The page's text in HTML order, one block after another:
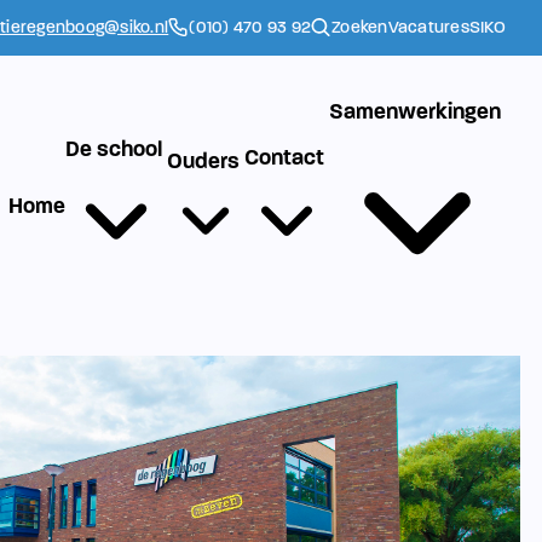
(010) 470 93 92 ZoekenVacaturesSIKO
Home
De school Ouders Contact
Samenwerkingen